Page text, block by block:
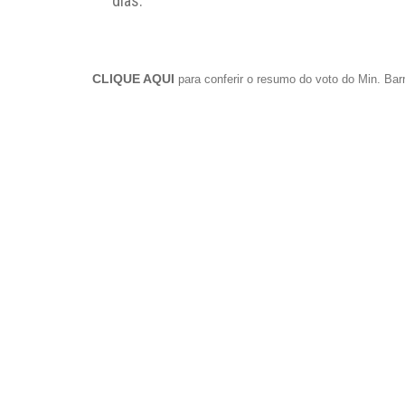
CLIQUE AQUI para conferir o resumo do voto do Min.